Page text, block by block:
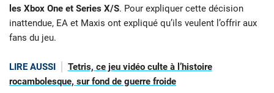
les Xbox One et Series X/S. Pour expliquer cette décision
inattendue, EA et Maxis ont expliqué qu’ils veulent l’offrir aux
fans du jeu.
LIRE AUSSI
Tetris, ce jeu vidéo culte à l’histoire
rocambolesque, sur fond de guerre froide